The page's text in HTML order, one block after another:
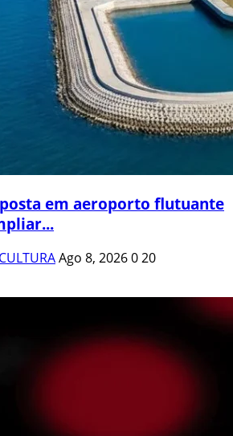
em aeroporto flutuante
Ago 8, 2026020